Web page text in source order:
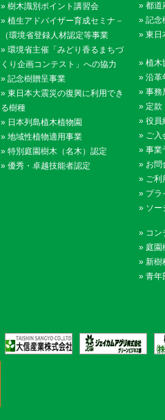
» 樹木識別ポイント講習会
» 植生アドバイザー育成セミナ－
（環境省登録人材認定等事業
» 環境省主催「みどり香るまちづ
くり企画コンテスト」への協力
» 記念樹贈呈事業
» 東日本大震災の復興に利用でき
る樹種
» 日本列島植木植物園
» 地域性植物適用事業
» 特別庭園樹木（名木）認定
» 優秀・卓越技能者認定
» 都道
» 記念
» 東日
» 植木
» 沿革
» 事務
» 定款
» 役員
» ご入
» 事業
» お問
» ご利
» プラ
» ソー
» コン
» 庭園
» 新樹
» 青年